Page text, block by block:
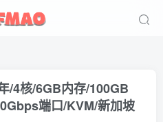
/4核/6GB内存/100GB
端口/KVM/新加坡